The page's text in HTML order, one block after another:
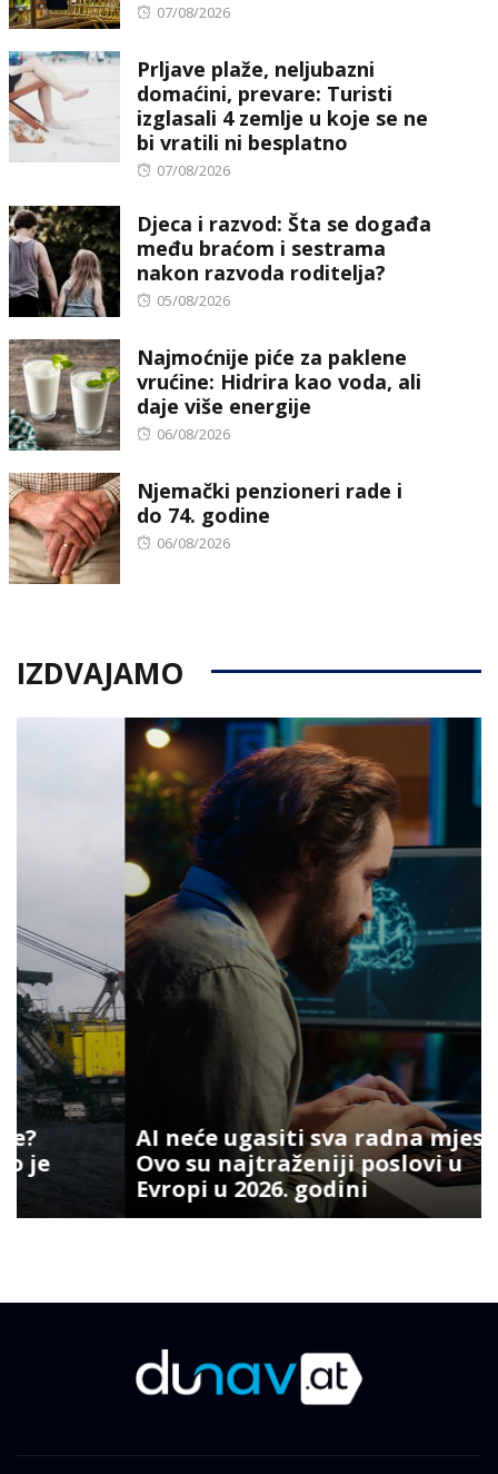
Posted
07/08/2026
Prljave plaže, neljubazni
domaćini, prevare: Turisti
izglasali 4 zemlje u koje se ne
bi vratili ni besplatno
Posted
07/08/2026
Djeca i razvod: Šta se događa
među braćom i sestrama
nakon razvoda roditelja?
Posted
05/08/2026
Najmoćnije piće za paklene
vrućine: Hidrira kao voda, ali
daje više energije
Posted
06/08/2026
Njemački penzioneri rade i
do 74. godine
Posted
06/08/2026
IZDVAJAMO
AI neće ugasiti sva radna mjesta:
Ovo su najtraženiji poslovi u
Evropi u 2026. godini